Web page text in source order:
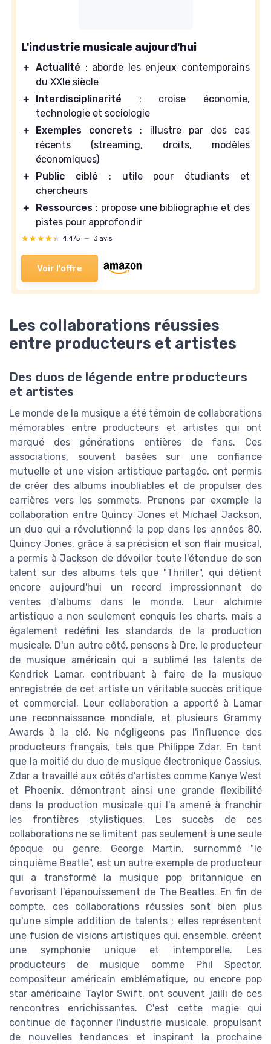
L'industrie musicale aujourd'hui
＋ Actualité : aborde les enjeux contemporains
du XXIe siècle
＋
Interdisciplinarité : croise économie,
technologie et sociologie
＋
Exemples concrets : illustre par des cas
récents (streaming, droits, modèles
économiques)
＋
Public ciblé : utile pour étudiants et
chercheurs
＋
Ressources : propose une bibliographie et des
pistes pour approfondir
★★★★★
★★★★★ 4,4/5 — 3 avis
Voir l'offre
Les collaborations réussies
entre producteurs et artistes
Des duos de légende entre producteurs
et artistes
Le monde de la musique a été témoin de collaborations
mémorables entre producteurs et artistes qui ont
marqué des générations entières de fans. Ces
associations, souvent basées sur une confiance
mutuelle et une vision artistique partagée, ont permis
de créer des albums inoubliables et de propulser des
carrières vers les sommets. Prenons par exemple la
collaboration entre Quincy Jones et Michael Jackson,
un duo qui a révolutionné la pop dans les années 80.
Quincy Jones, grâce à sa précision et son flair musical,
a permis à Jackson de dévoiler toute l'étendue de son
talent sur des albums tels que "Thriller", qui détient
encore aujourd'hui un record impressionnant de
ventes d'albums dans le monde. Leur alchimie
artistique a non seulement conquis les charts, mais a
également redéfini les standards de la production
musicale. D'un autre côté, pensons à Dre, le producteur
de musique américain qui a sublimé les talents de
Kendrick Lamar, contribuant à faire de la musique
enregistrée de cet artiste un véritable succès critique
et commercial. Leur collaboration a apporté à Lamar
une reconnaissance mondiale, et plusieurs Grammy
Awards à la clé. Ne négligeons pas l'influence des
producteurs français, tels que Philippe Zdar. En tant
que la moitié du duo de musique électronique Cassius,
Zdar a travaillé aux côtés d'artistes comme Kanye West
et Phoenix, démontrant ainsi une grande flexibilité
dans la production musicale qui l'a amené à franchir
les frontières stylistiques. Les succès de ces
collaborations ne se limitent pas seulement à une seule
époque ou genre. George Martin, surnommé "le
cinquième Beatle", est un autre exemple de producteur
qui a transformé la musique pop britannique en
favorisant l'épanouissement de The Beatles. En fin de
compte, ces collaborations réussies sont bien plus
qu'une simple addition de talents ; elles représentent
une fusion de visions artistiques qui, ensemble, créent
une symphonie unique et intemporelle. Les
producteurs de musique comme Phil Spector,
compositeur américain emblématique, ou encore pop
star américaine Taylor Swift, ont souvent jailli de ces
rencontres enrichissantes. C'est cette magie qui
continue de façonner l'industrie musicale, propulsant
de nouvelles tendances et inspirant la prochaine